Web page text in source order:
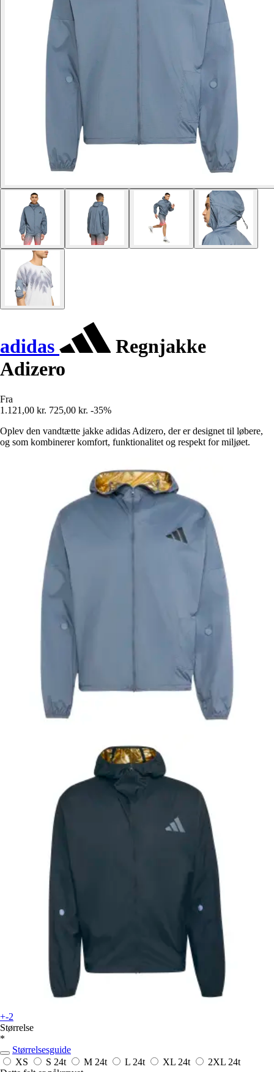
adidas
Regnjakke
Adizero
Fra
1.121,00 kr. 725,00 kr. -35%
Oplev den vandtætte jakke adidas Adizero, der er designet til løbere,
og som kombinerer komfort, funktionalitet og respekt for miljøet.
+-2
Størrelse
*
Størrelsesguide
XS
S 24t M 24t L 24t XL 24t 2XL 24t